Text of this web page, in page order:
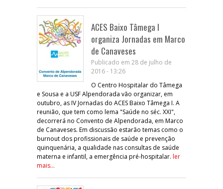
ACES Baixo Tâmega I
organiza Jornadas em Marco
de Canaveses
Publicado em 28 de julho de
2016 - 13:26
O Centro Hospitalar do Tâmega
e Sousa e a USF Alpendorada vão organizar, em
outubro, as IV Jornadas do ACES Baixo Tâmega I. A
reunião, que tem como lema "Saúde no séc. XXI",
decorrerá no Convento de Alpendorada, em Marco
de Canaveses. Em discussão estarão temas como o
burnout dos profissionais de saúde e prevenção
quinquenária, a qualidade nas consultas de saúde
materna e infantil, a emergência pré-hospitalar. ler
mais...